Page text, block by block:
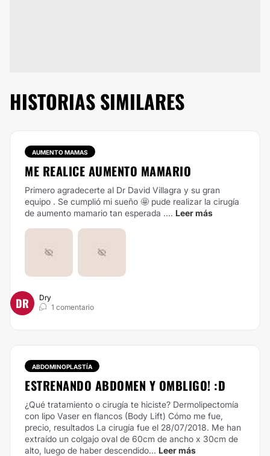
HISTORIAS SIMILARES
AUMENTO MAMAS
ME REALICE AUMENTO MAMARIO
Primero agradecerte al Dr David Villagra y su gran
equipo . Se cumplió mi sueño 🤩 pude realizar la cirugía
de aumento mamario tan esperada .... Leer más
DR
Dry
1 comentario
ABDOMINOPLASTÍA
ESTRENANDO ABDOMEN Y OMBLIGO! :D
¿Qué tratamiento o cirugía te hiciste? Dermolipectomía
con lipo Vaser en flancos (Body Lift) Cómo me fue,
precio, resultados La cirugía fue el 28/07/2018. Me han
extraído un colgajo oval de 60cm de ancho x 30cm de
alto, luego de haber descendido... Leer más